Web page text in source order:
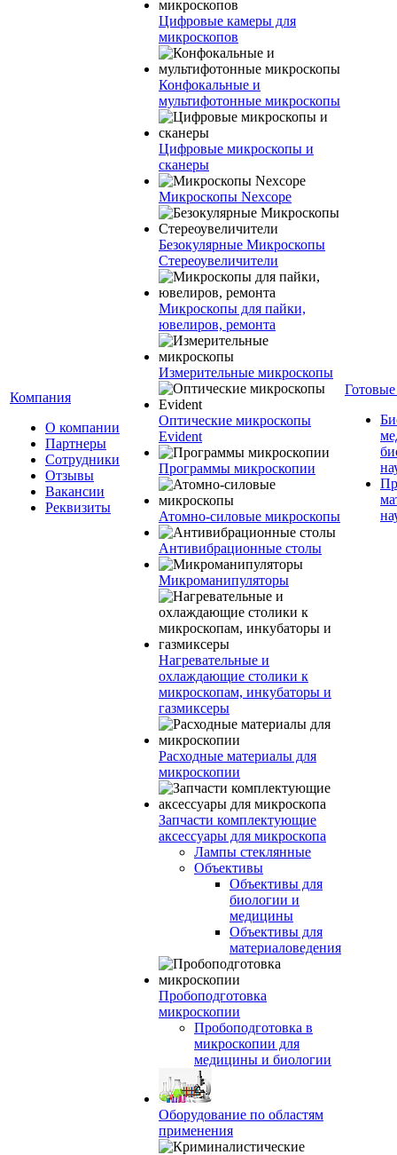
Компания
О компании
Партнеры
Сотрудники
Отзывы
Вакансии
Реквизиты
Цифровые камеры для
микроскопов
Конфокальные и
мультифотонные микроскопы
Цифровые микроскопы и
сканеры
Микроскопы Nexcope
Безокулярные Микроскопы
Стереоувеличители
Микроскопы для пайки,
ювелиров, ремонта
Измерительные микроскопы
Оптические микроскопы
Evident
Программы микроскопии
Атомно-силовые микроскопы
Антивибрационные столы
Микроманипуляторы
Нагревательные и
охлаждающие столики к
микроскопам, инкубаторы и
газмиксеры
Расходные материалы для
микроскопии
Запчасти комплектующие
аксессуары для микроскопа
Лампы стеклянные
Объективы
Объективы для
биологии и
медицины
Объективы для
материаловедения
Пробоподготовка
микроскопии
Пробоподготовка в
микроскопии для
медицины и биологии
Оборудование по областям
применения